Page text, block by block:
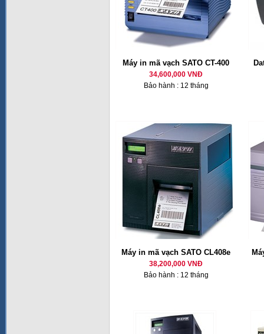
Máy in mã vạch SATO CT-400
34,600,000 VNĐ
Bảo hành : 12 tháng
Máy in mã vạch SATO CL408e
38,200,000 VNĐ
Bảo hành : 12 tháng